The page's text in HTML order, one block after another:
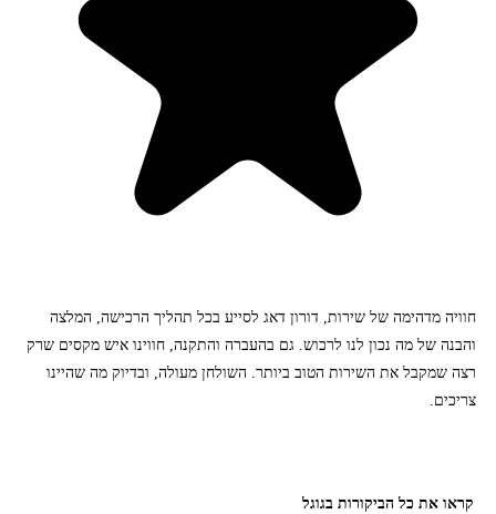
חוויה מדהימה של שירות, דורון דאג לסייע בכל תהליך הרכישה, המלצה
והבנה של מה נכון לנו לרכוש. גם בהעברה והתקנה, חווינו איש מקסים שרק
רצה שמקבל את השירות הטוב ביותר. השולחן מעולה, ובדיוק מה שהיינו
צריכים.
קראו את כל הביקורות בגוגל